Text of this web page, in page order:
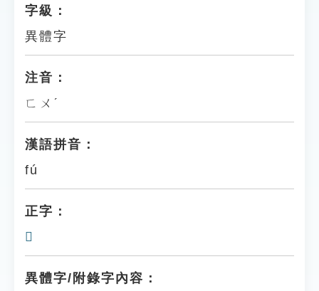
字級：
異體字
注音：
ㄈㄨˊ
漢語拼音：
fú
正字：
𧥙
異體字/附錄字內容：